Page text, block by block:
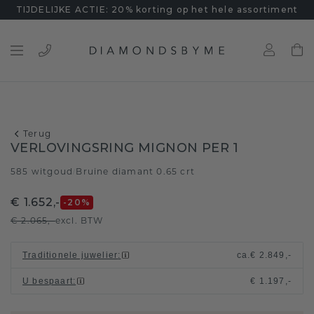
TIJDELIJKE ACTIE: 20% korting op het hele assortiment
Terug
VERLOVINGSRING MIGNON PER 1
585 witgoud Bruine diamant 0.65 crt
€ 1.652,- -20 %
€ 2.065,-excl. BTW
Traditionele juwelier: ca.€ 2.849,-
U bespaart: € 1.197,-